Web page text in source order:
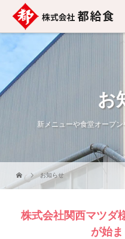
お
新メニューや食堂オープ
お知らせ
株式会社関西マツダ
が始